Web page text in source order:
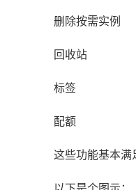
删除按需实例
回收站
标签
配额
这些功能基本满